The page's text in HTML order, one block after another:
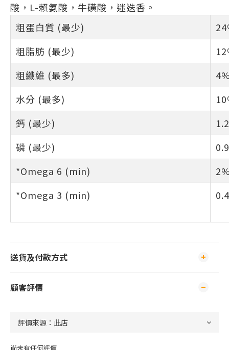
酸，L-賴氨酸，牛磺酸，迷迭香。
粗蛋白質 (最少)
粗脂肪 (最少)
粗纖維 (最多)
水分 (最多)
鈣 (最少)
磷 (最少)
*Omega 6 (min)
*Omega 3 (min)
送貨及付款方式
顧客評價
尚未有任何評價